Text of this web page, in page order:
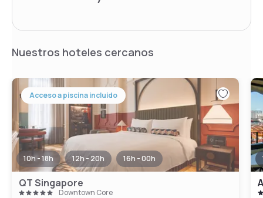
Nuestros hoteles cercanos
Acceso a piscina incluido
10h - 18h 12h - 20h 16h - 00h
QT Singapore
Downtown Core